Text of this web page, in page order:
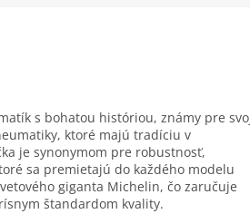
s bohatou históriou, známy pre
ktoré majú tradíciu v
je synonymom pre robustnosť,
sa premietajú do každého modelu
giganta Michelin, čo zaručuje
štandardom kvality.